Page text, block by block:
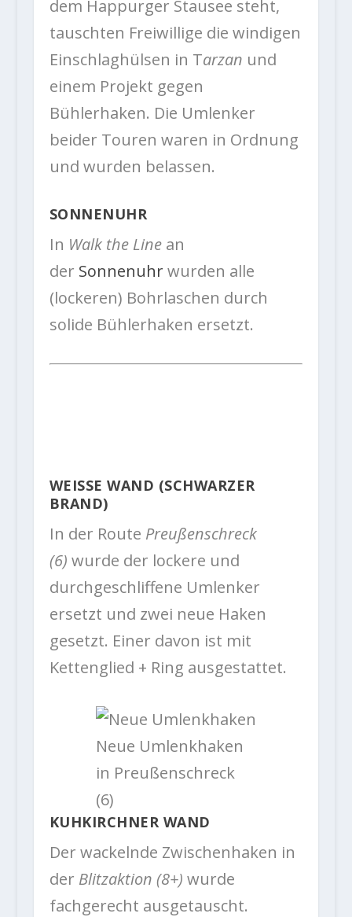
dem Happurger Stausee steht,
tauschten Freiwillige die windigen
Einschlaghülsen in Tarzan und
einem Projekt gegen
Bühlerhaken. Die Umlenker
beider Touren waren in Ordnung
und wurden belassen.
SONNENUHR
In Walk the Linean
der Sonnenuhrwurden alle
(lockeren) Bohrlaschen durch
solide Bühlerhaken ersetzt.
WEISSE WAND (SCHWARZER B
RAND)
In der Route Preußenschreck
(6) wurde der lockere und
durchgeschliffene Umlenker
ersetzt und zwei neue Haken
gesetzt. Einer davon ist mit
Kettenglied + Ring ausgestattet.
Neue Umlenkhaken
in Preußenschreck
(6)
KUHKIRCHNER WAND
Der wackelnde Zwischenhaken in
der Blitzaktion (8+) wurde
fachgerecht ausgetauscht.